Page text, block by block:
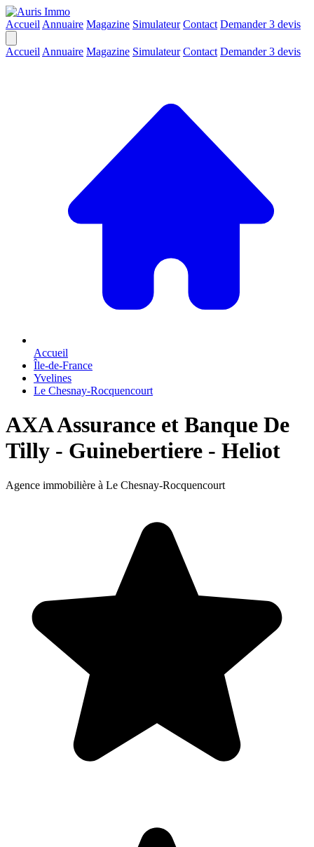
Accueil Annuaire Magazine Simulateur Contact Demander 3 devis
Accueil Annuaire Magazine Simulateur Contact Demander 3 devis
Accueil
Île-de-France
Yvelines
Le Chesnay-Rocquencourt
AXA Assurance et Banque De
Tilly - Guinebertiere - Heliot
Agence immobilière à Le Chesnay-Rocquencourt